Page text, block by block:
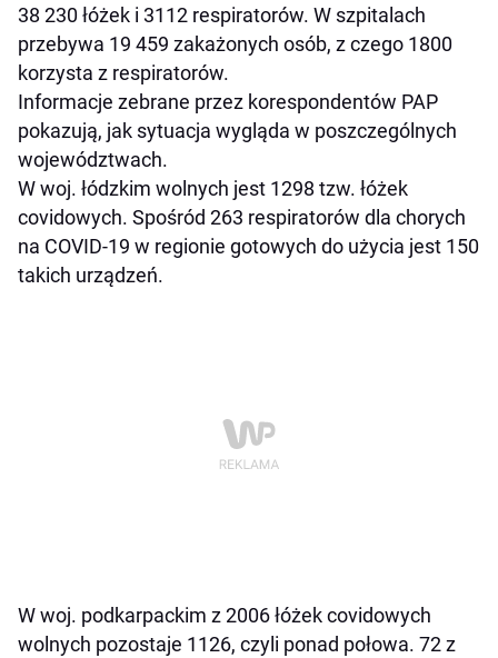
38 230 łóżek i 3112 respiratorów. W szpitalach
przebywa 19 459 zakażonych osób, z czego 1800
korzysta z respiratorów.
Informacje zebrane przez korespondentów PAP
pokazują, jak sytuacja wygląda w poszczególnych
województwach.
W woj. łódzkim wolnych jest 1298 tzw. łóżek
covidowych. Spośród 263 respiratorów dla chorych
na COVID-19 w regionie gotowych do użycia jest 150
takich urządzeń.
W woj. podkarpackim z 2006 łóżek covidowych
wolnych pozostaje 1126, czyli ponad połowa. 72 z